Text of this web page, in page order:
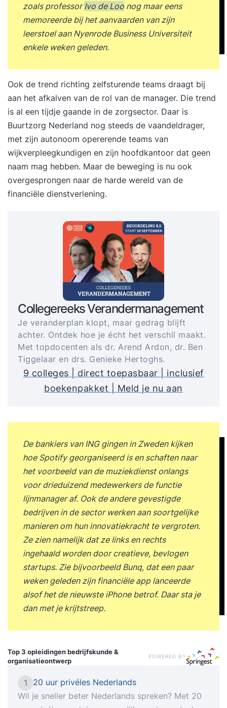
zoals professorIvo de Loo nog maar eens
memoreerde bij het aanvaarden van zijn
leerstoel aan Nyenrode Business Universiteit
enkele weken geleden.
Ook de trend richting zelfsturende teams draagt bij
aan het afkalven van de rol van de manager. Die trend
is al een tijdje gaande in de zorgsector. Daar is
Buurtzorg Nederland nog steeds de vaandeldrager,
met zijn autonoom opererende teams van
wijkverpleegkundigen en zijn hoofdkantoor dat geen
naam mag hebben. Maar de beweging is nu ook
overgesprongen naar de harde wereld van de
financiële dienstverlening.
Collegereeks Verandermanagement
Je veranderplan klopt, maar gedrag blijft
achter. Ontdek hoe je écht het verschil maakt.
Met topdocenten als dr. Arend Ardon, dr. Ben
Tiggelaar en drs. Genieke Hertoghs.
9 colleges | direct toepasbaar | inclusief
boekenpakket | Meld je nu aan
De bankiers van ING gingen in Zweden kijken
hoe Spotify georganiseerd is en schaften naar
het voorbeeld van de muziekdienst onlangs
voor drieduizend medewerkers de functie
lijnmanager af. Ook de andere gevestigde
bedrijven in de sector werken aan soortgelijke
manieren om hun innovatiekracht te vergroten.
Ze zien namelijk dat ze links en rechts
ingehaald worden door creatieve, bevlogen
startups. Zie bijvoorbeeld Bunq, dat een paar
weken geleden zijn financiële app lanceerde
alsof het de nieuwste iPhone betrof. Daar sta je
dan met je krijtstreep.
Top 3 opleidingenbedrijfskunde &
organisatieontwerp
POWERED BY
1
20 uur privéles Nederlands
Wil je sneller beter Nederlands spreken? Met 20